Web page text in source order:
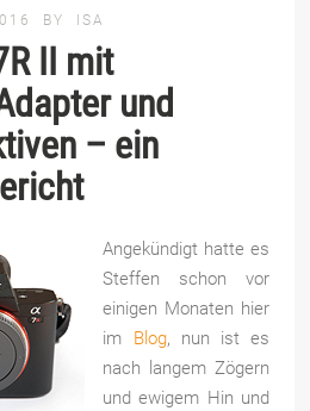
BY ISA
II mit
und
– ein
Angekündigt hatte es
Steffen schon vor
einigen Monaten hier
im Blog, nun ist es
nach langem Zögern
und ewigem Hin und